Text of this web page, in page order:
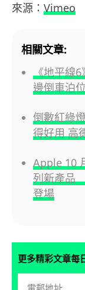
來源： Vimeo
相關文章:
《地平線6
邊倒車泊
倒數紅綠
得好用 高
Apple 10
列新產品
登場
更多精彩文章每